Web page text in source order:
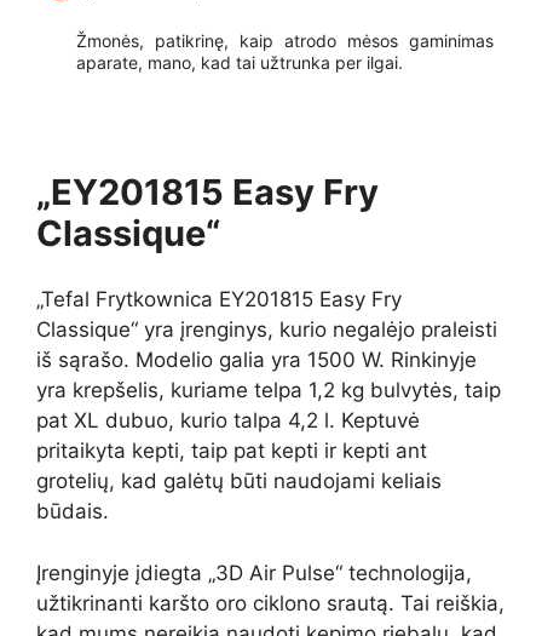
Žmonės, patikrinę, kaip atrodo mėsos gaminimas
aparate, mano, kad tai užtrunka per ilgai.
„EY201815 Easy Fry
Classique“
„Tefal Frytkownica EY201815 Easy Fry
Classique“ yra įrenginys, kurio negalėjo praleisti
iš sąrašo. Modelio galia yra 1500 W. Rinkinyje
yra krepšelis, kuriame telpa 1,2 kg bulvytės, taip
pat XL dubuo, kurio talpa 4,2 l. Keptuvė
pritaikyta kepti, taip pat kepti ir kepti ant
grotelių, kad galėtų būti naudojami keliais
būdais.
Įrenginyje įdiegta „3D Air Pulse“ technologija,
užtikrinanti karšto oro ciklono srautą. Tai reiškia,